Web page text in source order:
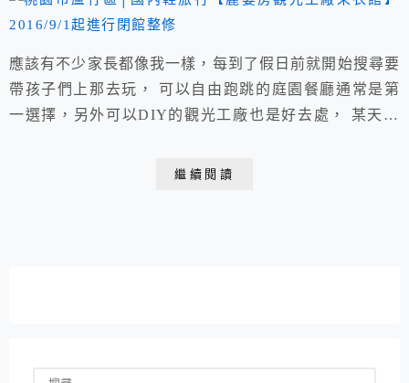
應該有不少家長都像我一樣，每到了假日前就開始搜尋要
帶孩子們上那去玩， 可以自由跑跳的庭園餐廳通常是第
一選擇，另外可以DIY的觀光工廠也是好去處， 某天在
繼續閱讀